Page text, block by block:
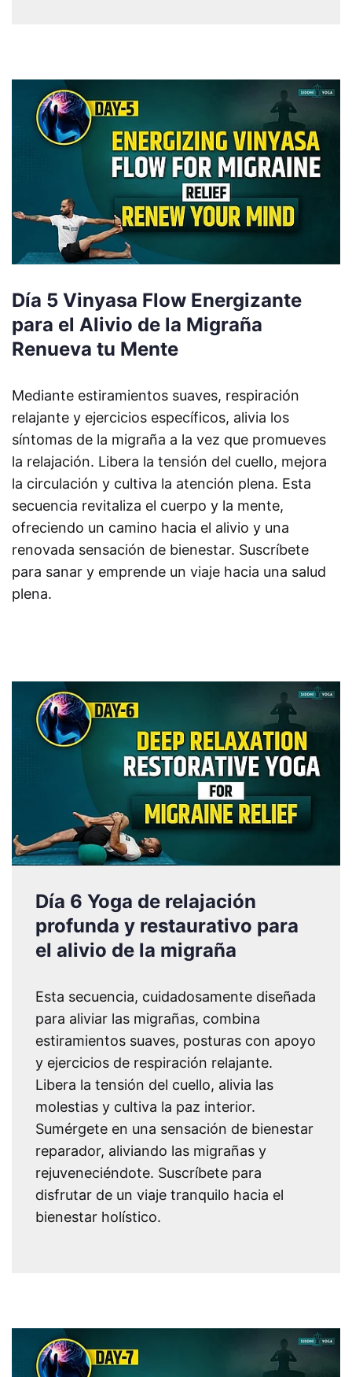
Día 5 Vinyasa Flow Energizante
para el Alivio de la Migraña
Renueva tu Mente
Mediante estiramientos suaves, respiración
relajante y ejercicios específicos, alivia los
síntomas de la migraña a la vez que promueves
la relajación. Libera la tensión del cuello, mejora
la circulación y cultiva la atención plena. Esta
secuencia revitaliza el cuerpo y la mente,
ofreciendo un camino hacia el alivio y una
renovada sensación de bienestar. Suscríbete
para sanar y emprende un viaje hacia una salud
plena.
Día 6 Yoga de relajación
profunda y restaurativo para
el alivio de la migraña
Esta secuencia, cuidadosamente diseñada
para aliviar las migrañas, combina
estiramientos suaves, posturas con apoyo
y ejercicios de respiración relajante.
Libera la tensión del cuello, alivia las
molestias y cultiva la paz interior.
Sumérgete en una sensación de bienestar
reparador, aliviando las migrañas y
rejuveneciéndote. Suscríbete para
disfrutar de un viaje tranquilo hacia el
bienestar holístico.